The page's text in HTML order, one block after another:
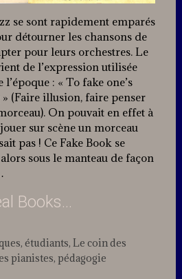
se sont rapidement emparés
détourner les chansons de
pour leurs orchestres. Le
de l’expression utilisée
: « To fake one’s
(Faire illusion, faire penser
On pouvait en effet à
sur scène un morceau
pas ! Ce Fake Book se
sous le manteau de façon
Books…
, étudiants, Le coin des
pianistes, pédagogie